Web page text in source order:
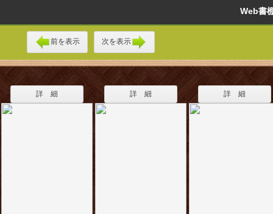
Web
前を表示 次を表示
詳 細 詳 細 詳 細